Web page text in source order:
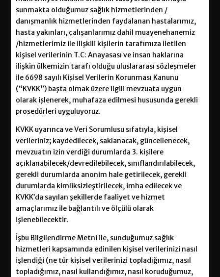
sunmakta olduğumuz sağlık hizmetlerinden /
danışmanlık hizmetlerinden faydalanan hastalarımız,
hasta yakınları, çalışanlarımız dahil muayenehanemiz
/hizmetlerimiz ile ilişkili kişilerin tarafımıza iletilen
kişisel verilerinin T.C: Anayasası ve insan haklarına
ilişkin ülkemizin tarafı olduğu uluslararası sözleşmeler
ile 6698 sayılı Kişisel Verilerin Korunması Kanunu
(“KVKK”) başta olmak üzere ilgili mevzuata uygun
olarak işlenerek, muhafaza edilmesi hususunda gerekli
prosedürleri uyguluyoruz.
KVKK uyarınca ve Veri Sorumlusu sıfatıyla, kişisel
verileriniz; kaydedilecek, saklanacak, güncellenecek,
mevzuatın izin verdiği durumlarda 3. kişilere
açıklanabilecek/devredilebilecek, sınıflandırılabilecek,
gerekli durumlarda anonim hale getirilecek, gerekli
durumlarda kimliksizleştirilecek, imha edilecek ve
KVKK’da sayılan şekillerde faaliyet ve hizmet
amaçlarımız ile bağlantılı ve ölçülü olarak
işlenebilecektir.
İşbu Bilgilendirme Metni ile, sunduğumuz sağlık
hizmetleri kapsamında edinilen kişisel verilerinizi nasıl
işlendiği (ne tür kişisel verilerinizi topladığımız, nasıl
topladığımız, nasıl kullandığımız, nasıl koruduğumuz,